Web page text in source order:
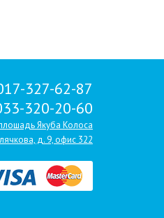
327-62-87
320-20-60
Якуба Колоса
д. 9, офис 322